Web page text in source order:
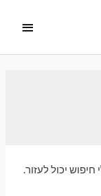
ראשי
יכול לעזור.